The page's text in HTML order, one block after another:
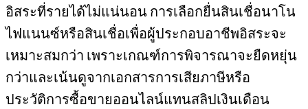
อิสระที่รายได้ไม่แน่นอน การเลือกยื่นสินเชื่อนาโน
ไฟแนนซ์หรือสินเชื่อเพื่อผู้ประกอบอาชีพอิสระจะ
เหมาะสมกว่า เพราะเกณฑ์การพิจารณาจะยืดหยุ่น
กว่าและเน้นดูจากเอกสารการเสียภาษีหรือ
ประวัติการซื้อขายออนไลน์แทนสลิปเงินเดือน